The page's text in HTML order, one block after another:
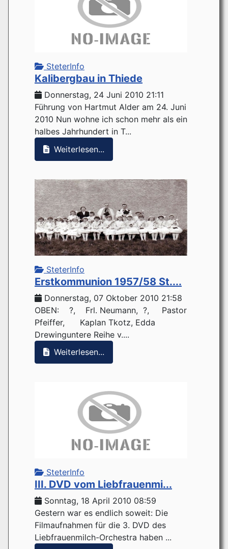
SteterInfo
Kalibergbau in Thiede
Donnerstag, 24 Juni 2010 21:11
Führung von Hartmut Alder am 24. Juni
2010 Nun wohne ich schon mehr als ein
halbes Jahrhundert in T...
Weiterlesen...
SteterInfo
Erstkommunion 1957/58 St....
Donnerstag, 07 Oktober 2010 21:58
OBEN: ?, Frl. Neumann, ?, Pastor
Pfeiffer, Kaplan Tkotz, Edda
Drewinguntere Reihe v....
Weiterlesen...
SteterInfo
III. DVD vom Liebfrauenmi...
Sonntag, 18 April 2010 08:59
Gestern war es endlich soweit: Die
Filmaufnahmen für die 3. DVD des
Liebfrauenmilch-Orchestra haben ...